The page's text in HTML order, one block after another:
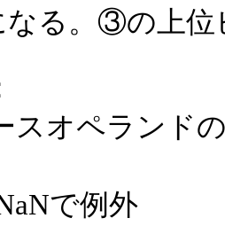
なる。③の上位
スオペランド
で例外